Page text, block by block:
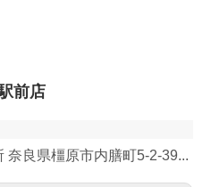
前店
奈良県橿原市内膳町5-2-39...